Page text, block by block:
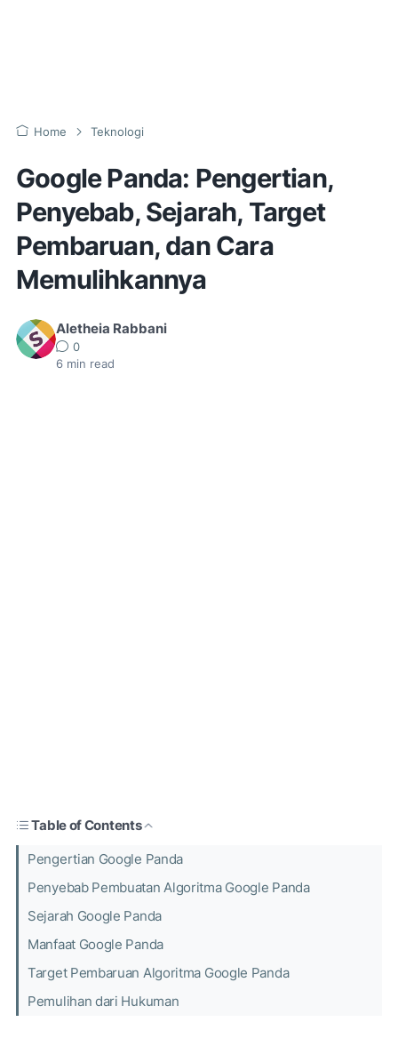
Home Teknologi
Google Panda: Pengertian,
Penyebab, Sejarah, Target
Pembaruan, dan Cara
Memulihkannya
Aletheia Rabbani
0
6 min read
Table of Contents
Pengertian Google Panda
Penyebab Pembuatan Algoritma Google Panda
Sejarah Google Panda
Manfaat Google Panda
Target Pembaruan Algoritma Google Panda
Pemulihan dari Hukuman